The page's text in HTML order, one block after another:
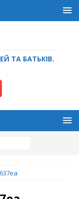
ТА БАТЬКІВ.